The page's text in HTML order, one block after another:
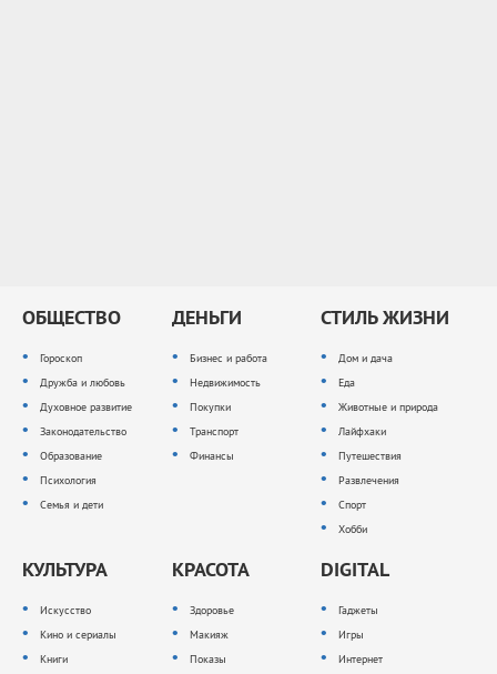
ОБЩЕСТВО
Гороскоп
Дружба и любовь
Духовное развитие
Законодательство
Образование
Психология
Семья и дети
ДЕНЬГИ
Бизнес и работа
Недвижимость
Покупки
Транспорт
Финансы
СТИЛЬ ЖИЗНИ
Дом и дача
Еда
Животные и природа
Лайфхаки
Путешествия
Развлечения
Спорт
Хобби
КУЛЬТУРА
Искусство
Кино и сериалы
Книги
КРАСОТА
Здоровье
Макияж
Показы
DIGITAL
Гаджеты
Игры
Интернет